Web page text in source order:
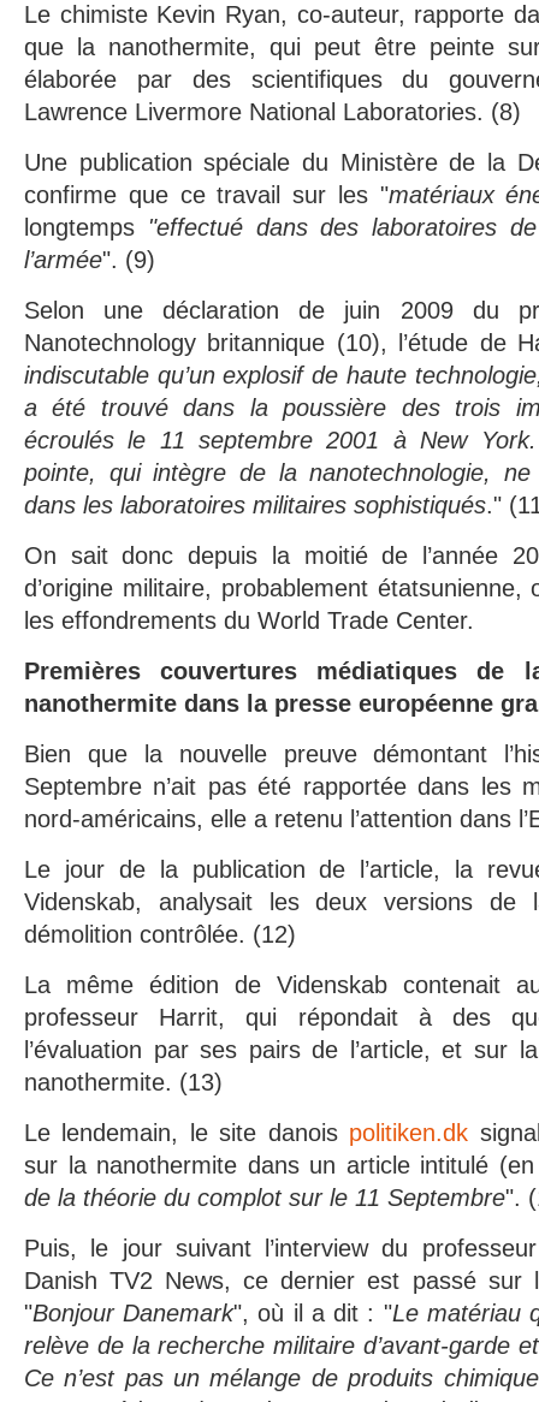
Le chimiste Kevin Ryan, co-auteur, rapporte
que la nanothermite, qui peut être peinte
élaborée par des scientifiques du
Lawrence Livermore National Laboratories. (8)
Une publication spéciale du Ministère de la
confirme que ce travail sur les "matériaux
longtemps "effectué dans des laboratoires
l’armée". (9)
Selon une déclaration de juin 2009 du
Nanotechnology britannique (10), l’étude de
indiscutable qu’un explosif de haute
a été trouvé dans la poussière des trois
écroulés le 11 septembre 2001 à New
pointe, qui intègre de la nanotechnologie,
dans les laboratoires militaires sophistiqués."
On sait donc depuis la moitié de l’année
d’origine militaire, probablement
les effondrements du World Trade Center.
Premières couvertures médiatiques de
nanothermite dans la presse européenne
Bien que la nouvelle preuve démontant
Septembre n’ait pas été rapportée dans les
nord-américains, elle a retenu l’attention dans
Le jour de la publication de l’article, la
Videnskab, analysait les deux versions de
démolition contrôlée. (12)
La même édition de Videnskab contenait
professeur Harrit, qui répondait à des
l’évaluation par ses pairs de l’article, et sur
nanothermite. (13)
Le lendemain, le site danois politiken.dk
sur la nanothermite dans un article intitulé
de la théorie du complot sur le 11 Septembre".
Puis, le jour suivant l’interview du
Danish TV2 News, ce dernier est passé sur
"Bonjour Danemark", où il a dit : "Le matériau
relève de la recherche militaire d’avant-garde
Ce n’est pas un mélange de produits